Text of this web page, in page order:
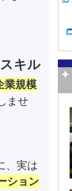
キル
業規模
ませ
、実は
ション